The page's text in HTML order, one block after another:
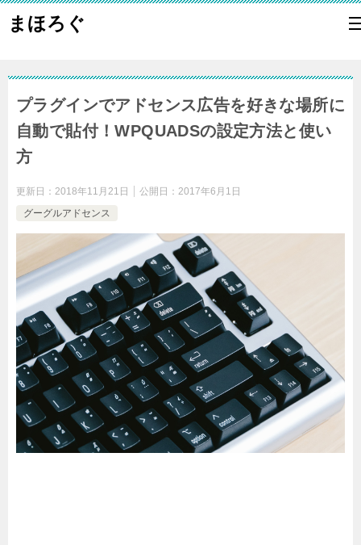
まほろぐ
プラグインでアドセンス広告を好きな場所に
自動で貼付！WPQUADSの設定方法と使い
方
更新日： 2018年11月21日 公開日： 2017年6月1日
グーグルアドセンス